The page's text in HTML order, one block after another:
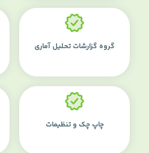
گروه گزارشات تحلیل آماری
چاپ چک و تنظیمات